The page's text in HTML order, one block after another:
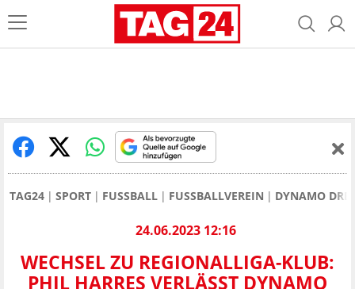
TAG24 SPORT FUSSBALL FUSSBALLVEREIN DYNAMO
24.06.2023 12:16
WECHSEL ZU REGIONALLIGA-KLUB:
PHIL HARRES VERLÄSST DYNAMO